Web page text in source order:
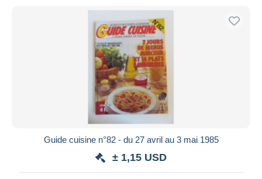
Guide cuisine n°82 - du 27 avril au 3 mai 1985
± 1,15 USD